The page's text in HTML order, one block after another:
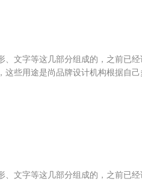
文字等这几部分组成的，之前已经
些用途是尚品牌设计机构根据自
文字等这几部分组成的，之前已经